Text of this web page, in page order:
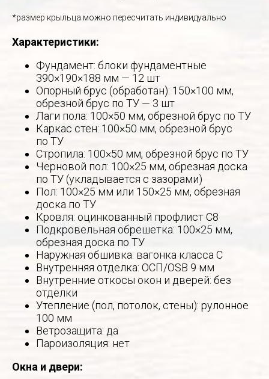
*размер крыльца можно пересчитать индивидуально
Характеристики:
Фундамент: блоки фундаментные
390×190×188 мм — 12 шт
Опорный брус (обработан): 150×100 мм,
обрезной брус по ТУ — 3 шт
Лаги пола: 100×50 мм, обрезной брус по ТУ
Каркас стен: 100×50 мм, обрезной брус
по ТУ
Стропила: 100×50 мм, обрезной брус по ТУ
Черновой пол: 100×25 мм, обрезная доска
по ТУ (укладывается с зазорами)
Пол: 100×25 мм или 150×25 мм, обрезная
доска по ТУ
Кровля: оцинкованный профлист С8
Подкровельная обрешетка: 100×25 мм,
обрезная доска по ТУ
Наружная обшивка: вагонка класса С
Внутренняя отделка: ОСП/OSB 9 мм
Внутренние откосы окон и дверей: без
отделки
Утепление (пол, потолок, стены): рулонное
100 мм
Ветрозащита: да
Пароизоляция: нет
Окна и двери: